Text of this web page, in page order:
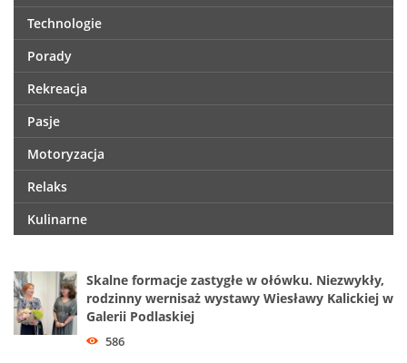
Technologie
Porady
Rekreacja
Pasje
Motoryzacja
Relaks
Kulinarne
Skalne formacje zastygłe w ołówku. Niezwykły,
rodzinny wernisaż wystawy Wiesławy Kalickiej w
Galerii Podlaskiej
586